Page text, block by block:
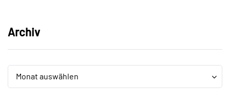
Archiv
Archiv
Monat auswählen
Archiv